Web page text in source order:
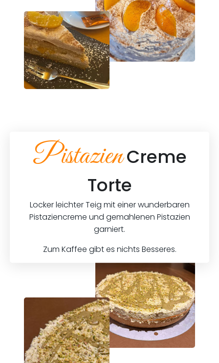
PistazienCreme
Torte
Locker leichter Teig mit einer wunderbaren
Pistaziencreme und gemahlenen Pistazien
garniert.
Zum Kaffee gibt es nichts Besseres.